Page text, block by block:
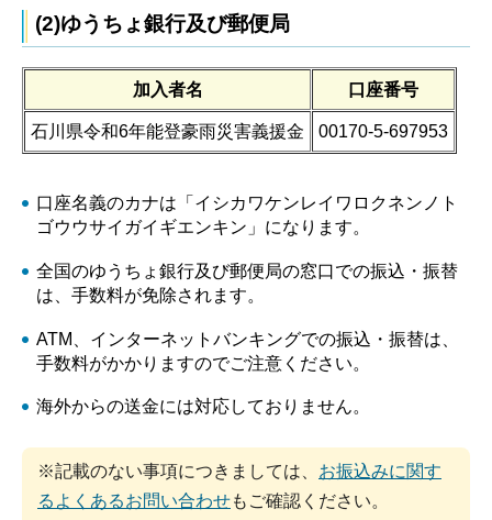
(2)ゆうちょ銀行及び郵便局
加入者名 口座番号
石川県令和6年能登豪雨災害義援金 00170-5-697953
口座名義のカナは「イシカワケンレイワロクネンノト
ゴウウサイガイギエンキン」になります。
全国のゆうちょ銀行及び郵便局の窓口での振込・振替
は、手数料が免除されます。
ATM、インターネットバンキングでの振込・振替は、
手数料がかかりますのでご注意ください。
海外からの送金には対応しておりません。
※記載のない事項につきましては、 お振込みに関す
るよくあるお問い合わせもご確認ください。